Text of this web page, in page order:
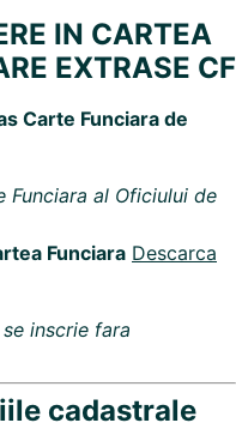
IN CARTEA
EXTRASE CF
Carte Funciara de
Funciara al Oficiului de
Funciara Descarca
inscrie fara
cadastrale